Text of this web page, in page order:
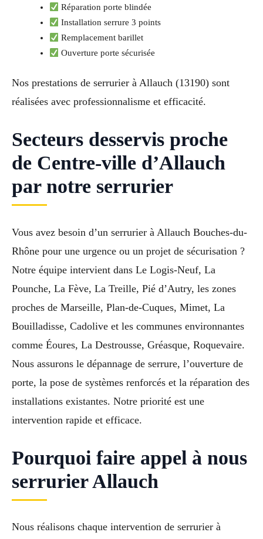
Réparation porte blindée
Installation serrure 3 points
Remplacement barillet
Ouverture porte sécurisée
Nos prestations de serrurier à Allauch (13190) sont
réalisées avec professionnalisme et efficacité.
Secteurs desservis proche
de Centre-ville d’Allauch
par notre serrurier
Vous avez besoin d’un serrurier à Allauch Bouches-du-
Rhône pour une urgence ou un projet de sécurisation ?
Notre équipe intervient dans Le Logis-Neuf, La
Pounche, La Fève, La Treille, Pié d’Autry, les zones
proches de Marseille, Plan-de-Cuques, Mimet, La
Bouilladisse, Cadolive et les communes environnantes
comme Éoures, La Destrousse, Gréasque, Roquevaire.
Nous assurons le dépannage de serrure, l’ouverture de
porte, la pose de systèmes renforcés et la réparation des
installations existantes. Notre priorité est une
intervention rapide et efficace.
Pourquoi faire appel à nous
serrurier Allauch
Nous réalisons chaque intervention de serrurier à